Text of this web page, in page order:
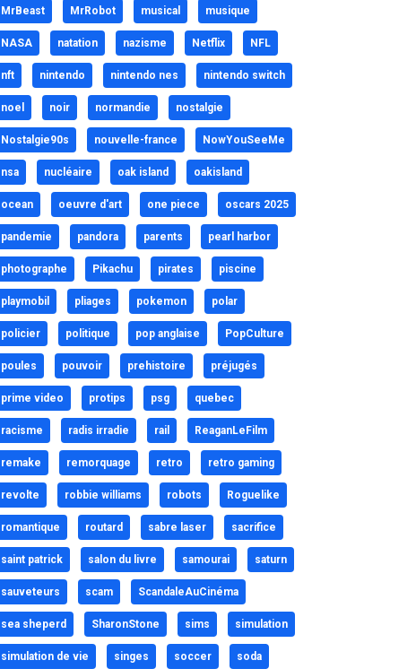
MrBeast MrRobot musical musique
NASA natation nazisme Netflix NFL
nft nintendo nintendo nes nintendo switch
noel noir normandie nostalgie
Nostalgie90s nouvelle-france NowYouSeeMe
nsa nucléaire oak island oakisland
ocean oeuvre d'art one piece oscars 2025
pandemie pandora parents pearl harbor
photographe Pikachu pirates piscine
playmobil pliages pokemon polar
policier politique pop anglaise PopCulture
poules pouvoir prehistoire préjugés
prime video protips psg quebec
racisme radis irradie rail ReaganLeFilm
remake remorquage retro retro gaming
revolte robbie williams robots Roguelike
romantique routard sabre laser sacrifice
saint patrick salon du livre samourai saturn
sauveteurs scam ScandaleAuCinéma
sea sheperd SharonStone sims simulation
simulation de vie singes soccer soda